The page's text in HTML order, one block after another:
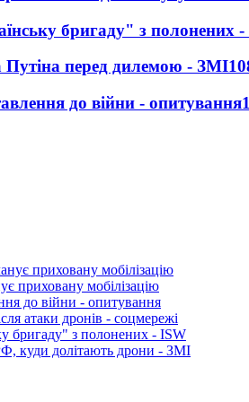
бригаду" з полонених
Путіна перед дилемою - ЗМІ
до війни - опитування
приховану мобілізацію
до війни - опитування
атаки дронів - соцмережі
бригаду" з полонених - ISW
куди долітають дрони - ЗМІ